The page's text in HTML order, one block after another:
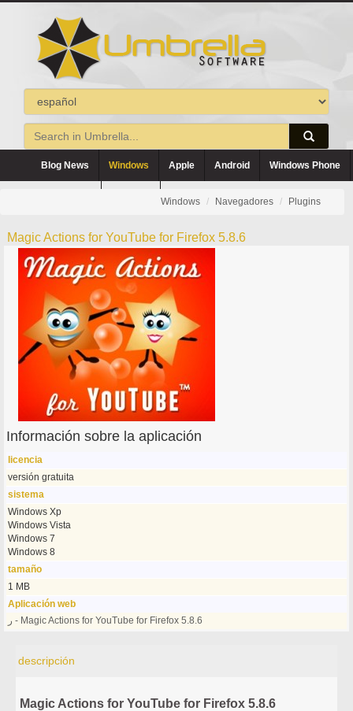
Blog News Windows Apple Android Windows Phone
Windows Navegadores Plugins
Magic Actions for YouTube for Firefox 5.8.6
Información sobre la aplicación
licencia
versión gratuita
sistema
Windows Xp
Windows Vista
Windows 7
Windows 8
tamaño
1 MB
Aplicación web
ر - Magic Actions for YouTube for Firefox 5.8.6
descripción
Magic Actions for YouTube for Firefox 5.8.6